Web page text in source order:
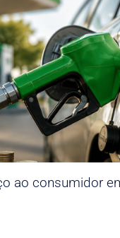
ao consumidor